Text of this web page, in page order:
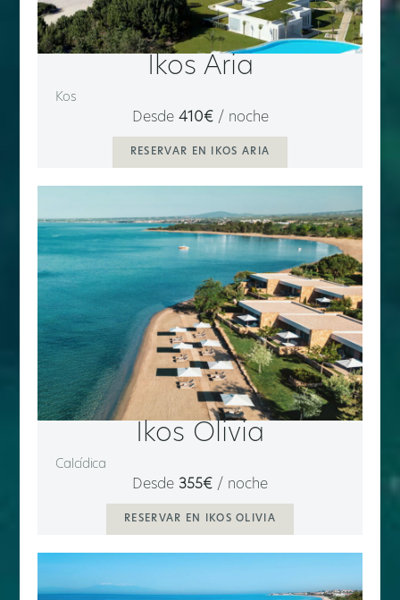
Ikos Aria
Kos
Desde 410€/ noche
RESERVAR EN IKOS ARIA
Ikos Olivia
Calcídica
Desde 355€ / noche
RESERVAR EN IKOS OLIVIA